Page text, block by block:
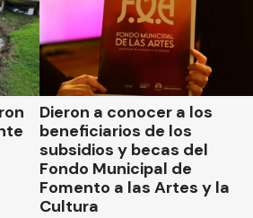
Dieron a conocer a los
beneficiarios de los
subsidios y becas del
Fondo Municipal de
Fomento a las Artes y la
Cultura